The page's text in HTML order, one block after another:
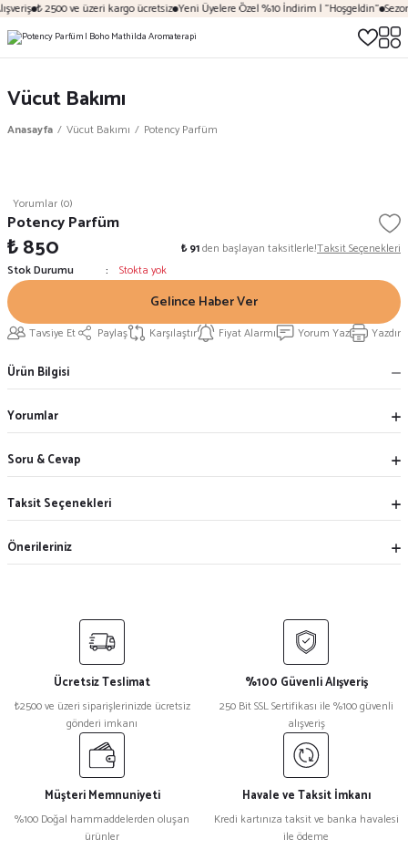
₺ 2500 ve üzeri kargo ücretsiz Yeni Üyelere Özel %10 İndirim | "Hoşgeldin"
Vücut Bakımı
Anasayfa Vücut Bakımı Potency Parfüm
Yorumlar (0)
Potency Parfüm
₺ 850 ₺ 91den başlayan taksitlerle!Taksit Seçenekleri
Stok Durumu
Stokta yok
Gelince Haber Ver
Tavsiye Et Paylaş Karşılaştır Fiyat Alarmı Yorum Yaz Yazdır
Ürün Bilgisi
Yorumlar
Soru & Cevap
Taksit Seçenekleri
Önerileriniz
Ücretsiz Teslimat
₺2500 ve üzeri siparişlerinizde ücretsiz
gönderi imkanı
%100 Güvenli Alışveriş
250 Bit SSL Sertifikası ile %100 güvenli
alışveriş
Müşteri Memnuniyeti
%100 Doğal hammaddelerden oluşan
ürünler
Havale ve Taksit İmkanı
Kredi kartınıza taksit ve banka havalesi
ile ödeme